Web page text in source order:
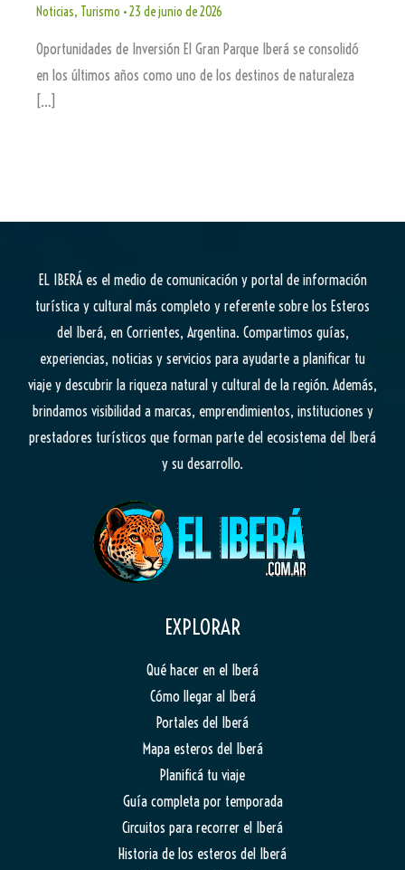
Noticias, Turismo •23 de junio de 2026
Oportunidades de Inversión El Gran Parque Iberá se consolidó
en los últimos años como uno de los destinos de naturaleza
[…]
EL IBERÁes el medio de comunicación y portal de información
turística y cultural más completo y referente sobre los Esteros
del Iberá, en Corrientes, Argentina. Compartimos guías,
experiencias, noticias y servicios para ayudarte a planificar tu
viaje y descubrir la riqueza natural y cultural de la región. Además,
brindamos visibilidad a marcas, emprendimientos, instituciones y
prestadores turísticos que forman parte del ecosistema del Iberá
y su desarrollo.
EXPLORAR
Qué hacer en el Iberá
Cómo llegar al Iberá
Portales del Iberá
Mapa esteros del Iberá
Planificá tu viaje
Guía completa por temporada
Circuitos para recorrer el Iberá
Historia de los esteros del Iberá